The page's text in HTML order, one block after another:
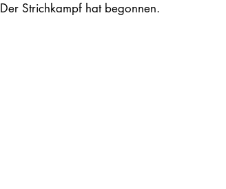
Der Strichkampf hat begonnen.